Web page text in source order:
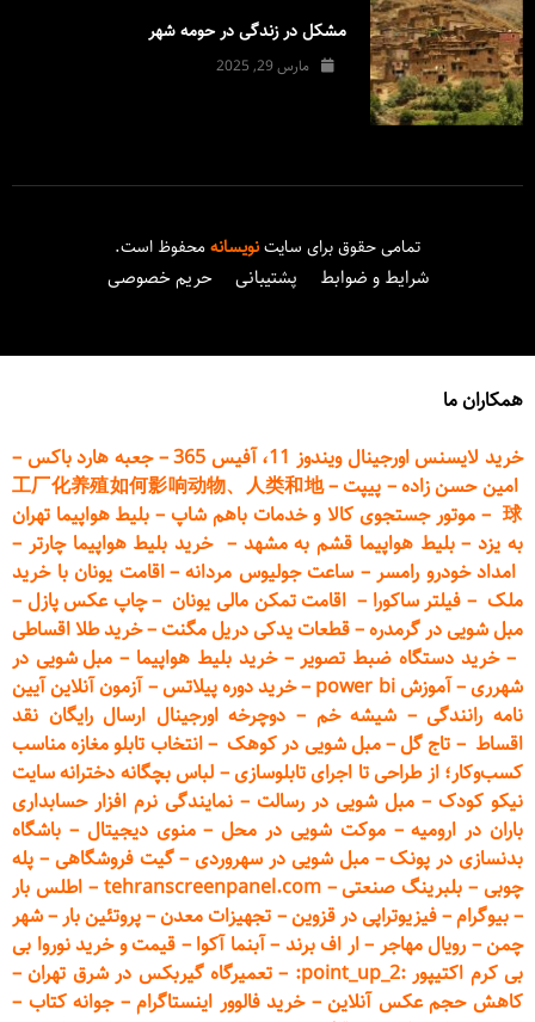
مشکل در زندگی در حومه شهر
مارس 29, 2025
تمامی حقوق برای سایتنویسانهمحفوظ است.
شرایط و ضوابط پشتیبانی حریم خصوصی
همکاران ما
خرید لایسنس اورجینال ویندوز 11، آفیس 365
–جعبه هارد باکس –
امین حسن زاده– پیپت–
工厂化养殖如何影响动物、人类和地
球
– موتور جستجوی کالا و خدمات باهم شاپ– بلیط هواپیما تهران
به یزد–بلیط هواپیما قشم به مشهد –خرید بلیط هواپیما چارتر –
امداد خودرو رامسر– ساعت جولیوس مردانه–اقامت یونان با خرید
ملک – فیلتر ساکورا – اقامت تمکن مالی یونان –چاپ عکس پازل –
مبل شویی در گرمدره–قطعاتیدکی دریل مگنت–خرید طلا اقساطی
–خرید دستگاه ضبط تصویر–خرید بلیط هواپیما –مبل شویی در
شهرری–آموزش power bi –خرید دورهپیلاتس–آزمون آنلاین آیین
نامه رانندگی– شیشه خم – دوچرخه اورجینال ارسال رایگان نقد
اقساط – تاج گل–مبل شویی در کوهک–انتخاب تابلو مغازه مناسب
کسب‌وکار؛ از طراحی تا اجرای تابلوسازی– لباس بچگانه دخترانه سایت
نیکو کودک – مبل شویی در رسالت – نمایندگی نرم افزار حسابداری
باران در ارومیه–موکت شویی در محل–منوی دیجیتال – باشگاه
بدنسازی در پونک–مبل شویی در سهروردی–گیت فروشگاهی – پله
چوبی – بلبرینگ صنعتی–
tehranscreenpanel.com
–اطلس بار
–بیوگرام–فیزیوتراپی در قزوین– تجهیزات معدن–پروتئین بار–شهر
چمن– رویال مهاجر –ار اف برند –آبنما آکوا – قیمت و خرید نوروا بی
بی کرم اکتیپور :point_up_2:
– تعمیرگاه گیربکس در شرق تهران–
کاهش حجم عکس آنلاین–خرید فالوور اینستاگرام–جوانه کتاب –